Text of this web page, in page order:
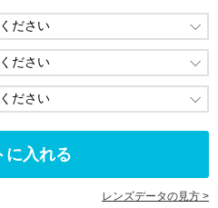
レンズデータの見方 >